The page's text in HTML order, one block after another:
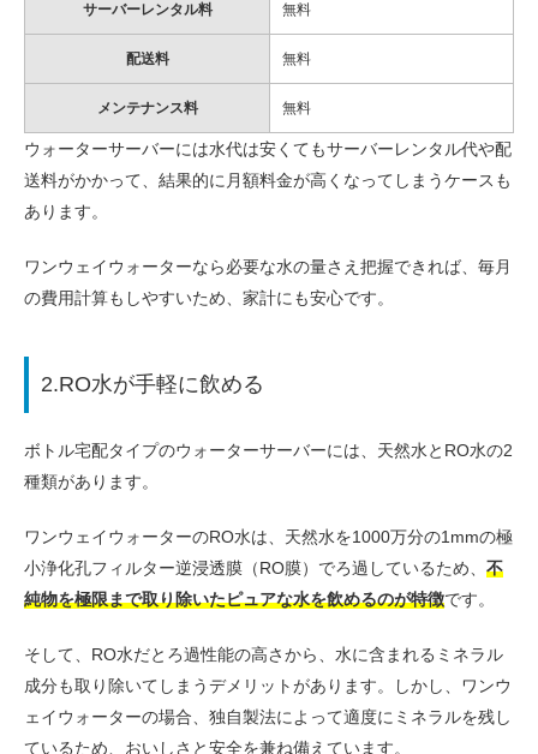
サーバーレンタル料 無料
配送料 無料
メンテナンス料 無料
ウォーターサーバーには水代は安くてもサーバーレンタル代や配
送料がかかって、結果的に月額料金が高くなってしまうケースも
あります。
ワンウェイウォーターなら必要な水の量さえ把握できれば、毎月
の費用計算もしやすいため、家計にも安心です。
2.RO水が手軽に飲める
ボトル宅配タイプのウォーターサーバーには、天然水とRO水の2
種類があります。
ワンウェイウォーターのRO水は、天然水を1000万分の1mmの極
小浄化孔フィルター逆浸透膜（RO膜）でろ過しているため、 不
純物を極限まで取り除いたピュアな水を飲めるのが特徴です。
そして、RO水だとろ過性能の高さから、水に含まれるミネラル
成分も取り除いてしまうデメリットがあります。しかし、ワンウ
ェイウォーターの場合、独自製法によって適度にミネラルを残し
ているため、おいしさと安全を兼ね備えています。